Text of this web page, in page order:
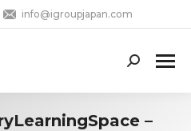
info@igroupjapan.com
Search:
–